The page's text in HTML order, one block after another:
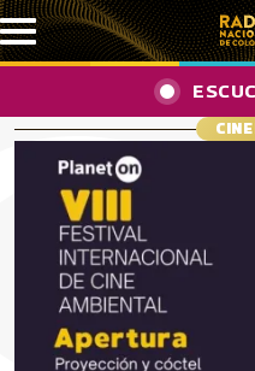
Pasar al contenido principal